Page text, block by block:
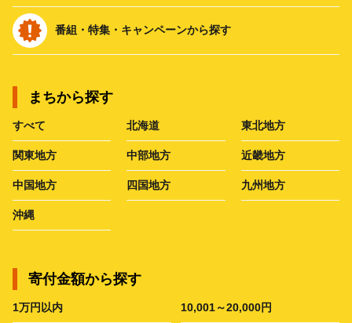
番組・特集・キャンペーンから探す
まちから探す
すべて 北海道 東北地方
関東地方 中部地方 近畿地方
中国地方 四国地方 九州地方
沖縄
寄付金額から探す
1万円以内 10,001～20,000円